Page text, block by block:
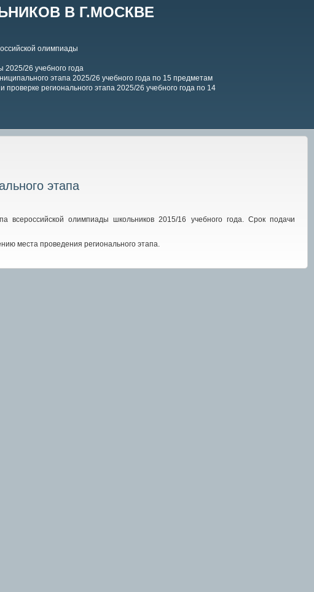
В Г.МОСКВЕ
олимпиады
2025/26 учебного года
этапа 2025/26 учебного года по 15 предметам
регионального этапа 2025/26 учебного года по 14
этапа
всероссийской олимпиады школьников 2015/16 учебного года. Срок подачи
места проведения регионального этапа.